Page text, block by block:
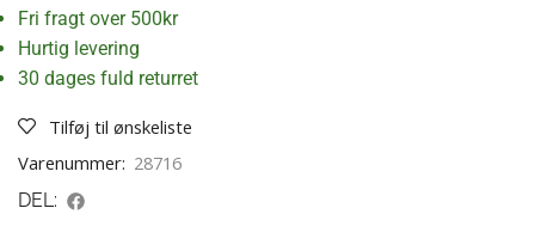
Fri fragt over 500kr
Hurtig levering
30 dages fuld returret
Tilføj til ønskeliste
Varenummer: 28716
DEL: